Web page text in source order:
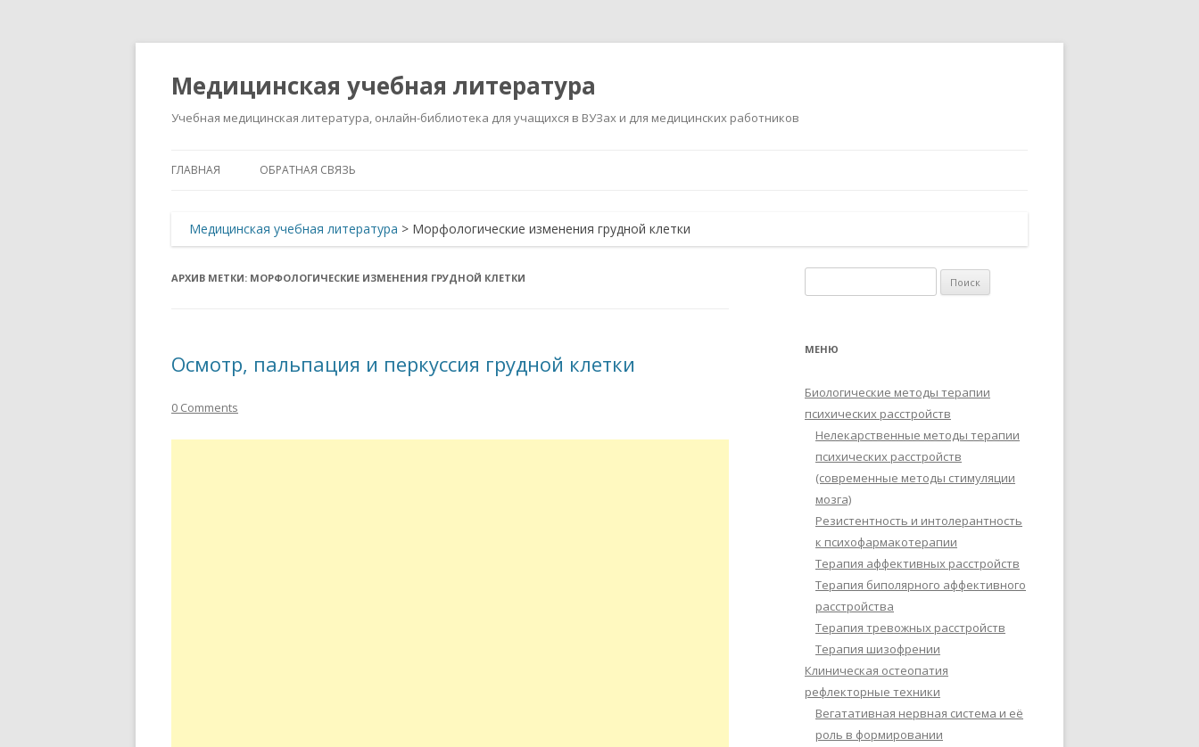
Медицинская учебная литература
Учебная медицинская литература, онлайн-библиотека для учащихся в ВУЗах и для медицинских работников
ГЛАВНАЯ ОБРАТНАЯ СВЯЗЬ
Медицинская учебная литература > Морфологические изменения грудной клетки
АРХИВ МЕТКИ: МОРФОЛОГИЧЕСКИЕ ИЗМЕНЕНИЯ ГРУДНОЙ КЛЕТКИ
Осмотр, пальпация и перкуссия грудной клетки
0 Comments
МЕНЮ
Биологические методы терапии
психических расстройств
Нелекарственные методы терапии
психических расстройств
(современные методы стимуляции
мозга)
Резистентность и интолерантность
к психофармакотерапии
Терапия аффективных расстройств
Терапия биполярного аффективного
расстройства
Терапия тревожных расстройств
Терапия шизофрении
Клиническая остеопатия
рефлекторные техники
Вегатативная нервная система и её
роль в формировании